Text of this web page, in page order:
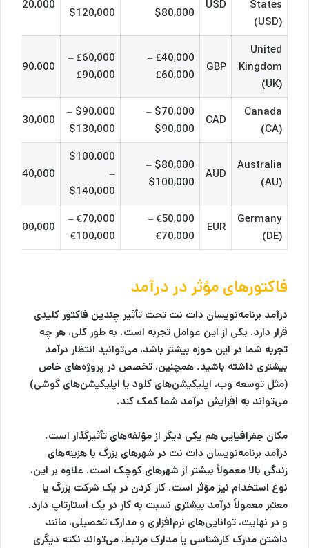
States
(USD)
USD
$80,000
$120,000
$120,000+
United
Kingdom
(UK)
GBP
£40,000 –
£60,000
£60,000 –
£90,000
£90,000+
Canada
(CA)
CAD
$70,000 –
$90,000
$90,000 –
$130,000
$130,000+
Australia
(AU)
AUD
$80,000 –
$100,000
$100,000
–
$140,000
$140,000+
Germany
(DE)
EUR
€50,000 –
€70,000
€70,000 –
€100,000
€100,000+
فاکتورهای مؤثر در درآمد
درآمد برنامه‌نویسان دات نت تحت تأثیر چندین فاکتور کلیدی
قرار دارد. یکی از این عوامل تجربه است. به طور کلی، هر چه
تجربه شما در این حوزه بیشتر باشد، می‌توانید انتظار درآمد
بیشتری داشته باشید. همچنین، تخصص در پروژه‌های خاص
(مثل توسعه وب، اپلیکیشن‌های کلود یا اپلیکیشن‌های گوشی)
می‌تواند به افزایش درآمد شما کمک کند.
مکان جغرافیایی هم یکی دیگر از مؤلفه‌های تأثیرگذار است.
درآمد برنامه‌نویسان دات نت در شهرهای بزرگ با هزینه‌های
زندگی بالا معمولاً بیشتر از شهرهای کوچک است. علاوه بر این،
نوع استخدام نیز مؤثر است. کار کردن در یک شرکت بزرگ یا
معتبر معمولاً درآمد بیشتری نسبت به کار در یک استارتاپ دارد.
و در نهایت، توانایی‌های نرم‌افزاری و مدارک تحصیلی، مانند
داشتن مدرک کارشناسی یا مدارک مرتبط، می‌تواند نکته دیگری